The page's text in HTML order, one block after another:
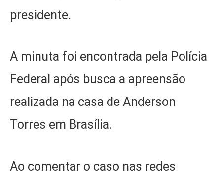
presidente.
A minuta foi encontrada pela Polícia
Federal após busca a apreensão
realizada na casa de Anderson
Torres em Brasília.
Ao comentar o caso nas redes